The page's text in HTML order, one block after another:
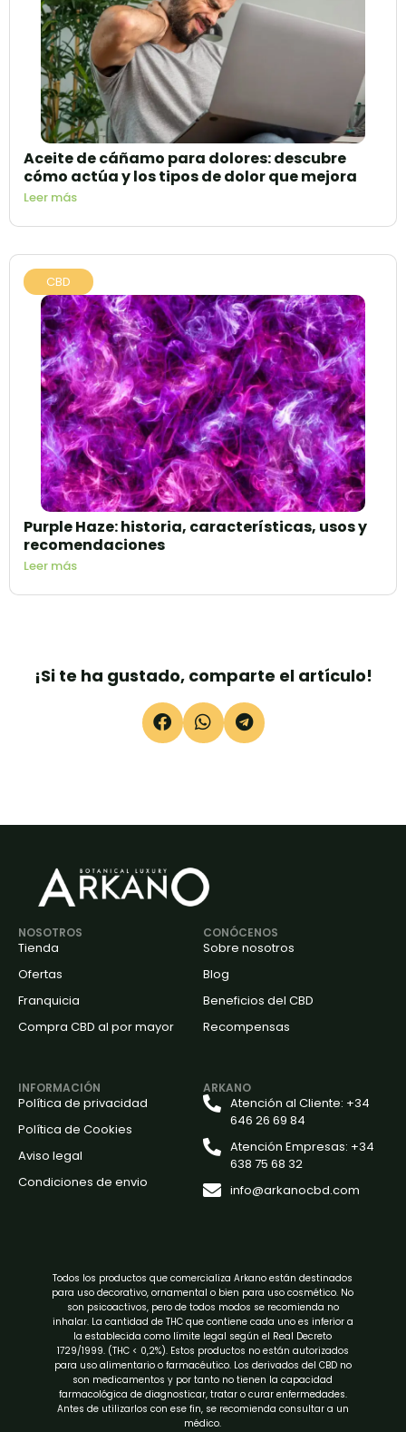
Aceite de cáñamo para dolores: descubre
cómo actúa y los tipos de dolor que mejora
Leer más
CBD
Purple Haze: historia, características, usos y
recomendaciones
Leer más
¡Si te ha gustado, comparte el artículo!
NOSOTROS
Tienda
Ofertas
Franquicia
Compra CBD al por mayor
CONÓCENOS
Sobre nosotros
Blog
Beneficios del CBD
Recompensas
INFORMACIÓN
Política de privacidad
Política de Cookies
Aviso legal
Condiciones de envio
ARKANO
Atención al Cliente: +34
646 26 69 84
Atención Empresas: +34
638 75 68 32
info@arkanocbd.com
Todos los productos que comercializa Arkano están destinados
para uso decorativo, ornamental o bien para uso cosmético. No
son psicoactivos, pero de todos modos se recomienda no
inhalar. La cantidad de THC que contiene cada uno es inferior a
la establecida como límite legal según el Real Decreto
1729/1999. (THC < 0,2%). Estos productos no están autorizados
para uso alimentario o farmacéutico. Los derivados del CBD no
son medicamentos y por tanto no tienen la capacidad
farmacológica de diagnosticar, tratar o curar enfermedades.
Antes de utilizarlos con ese fin, se recomienda consultar a un
médico.